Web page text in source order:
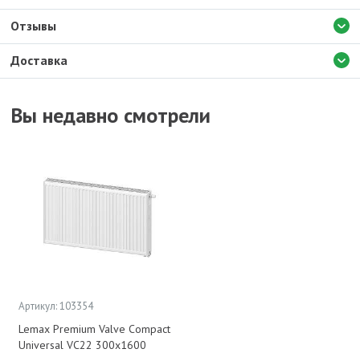
Доставка
Отзывы
Вы недавно смотрели
Артикул: 103354
Lemax Premium Valve Compact
Universal VC22 300x1600